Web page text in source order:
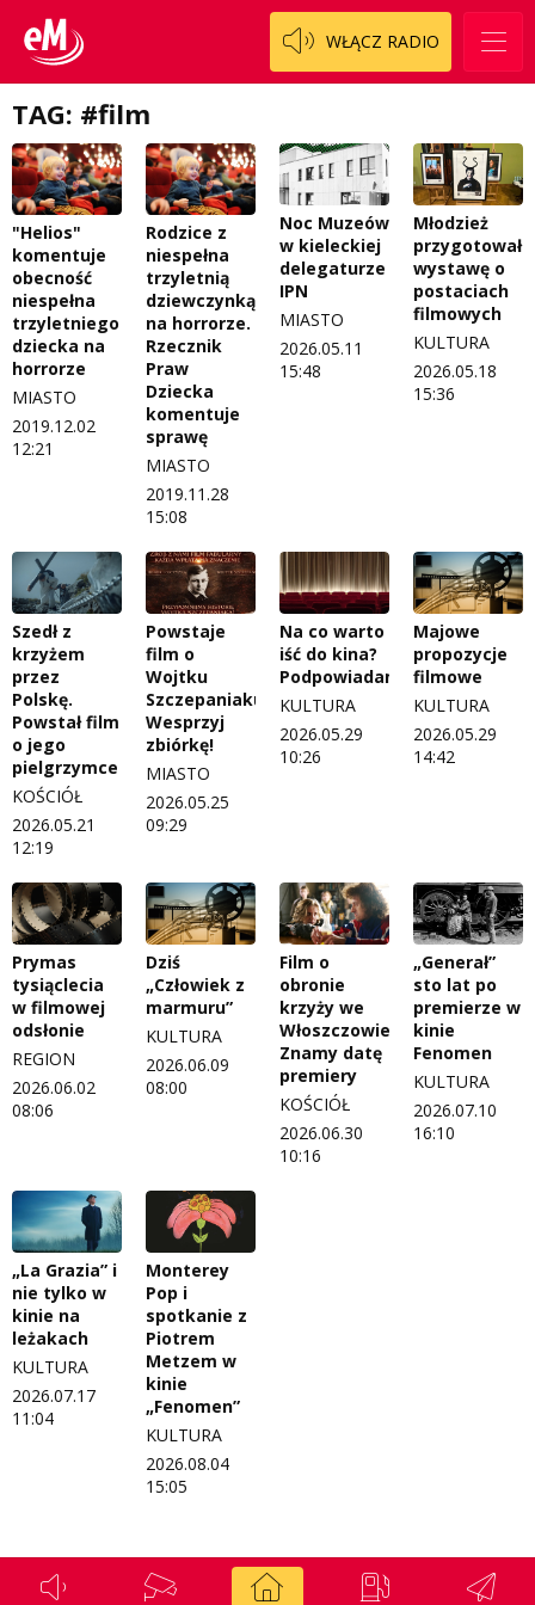
WŁĄCZ RADIO
Weekend z blondynką
W starych Kielcach
Wszystko w temacie
Polityka prywatności
TAG: #film
"Helios"
komentuje
obecność
niespełna
trzyletniego
dziecka na
horrorze
MIASTO
2019.12.02
12:21
Rodzice z
niespełna
trzyletnią
dziewczynką
na horrorze.
Rzecznik
Praw
Dziecka
komentuje
sprawę
MIASTO
2019.11.28
15:08
Noc Muzeów
w kieleckiej
delegaturze
IPN
MIASTO
2026.05.11
15:48
Młodzież
przygotowała
wystawę o
postaciach
filmowych
KULTURA
2026.05.18
15:36
Szedł z
krzyżem
przez
Polskę.
Powstał film
o jego
pielgrzymce
KOŚCIÓŁ
2026.05.21
12:19
Powstaje
film o
Wojtku
Szczepaniaku.
Wesprzyj
zbiórkę!
MIASTO
2026.05.25
09:29
Na co warto
iść do kina?
Podpowiadamy
KULTURA
2026.05.29
10:26
Majowe
propozycje
filmowe
KULTURA
2026.05.29
14:42
Prymas
tysiąclecia
w filmowej
odsłonie
REGION
2026.06.02
08:06
Dziś
„Człowiek z
marmuru”
KULTURA
2026.06.09
08:00
Film o
obronie
krzyży we
Włoszczowie.
Znamy datę
premiery
KOŚCIÓŁ
2026.06.30
10:16
„Generał”
sto lat po
premierze w
kinie
Fenomen
KULTURA
2026.07.10
16:10
„La Grazia” i
nie tylko w
kinie na
leżakach
KULTURA
2026.07.17
11:04
Monterey
Pop i
spotkanie z
Piotrem
Metzem w
kinie
„Fenomen”
KULTURA
2026.08.04
15:05